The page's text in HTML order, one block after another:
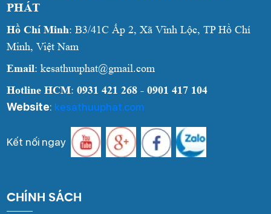
PHÁT
Hồ Chí Minh: B3/41C Ấp 2, Xã Vĩnh Lộc, TP Hồ Chí
Minh, Việt Nam
Email: kesathuuphat@gmail.com
Hotline HCM:0931 421 268 - 0901 417 104
Website: kesathuuphat.com
Kết nối ngay
CHÍNH SÁCH